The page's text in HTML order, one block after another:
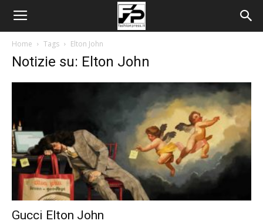
Home Tags Elton John
Notizie su: Elton John
Gucci Elton John